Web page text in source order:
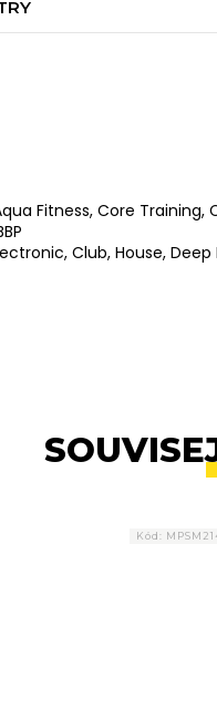
Fitness, Core Training,
Club, House, Deep
Kód: